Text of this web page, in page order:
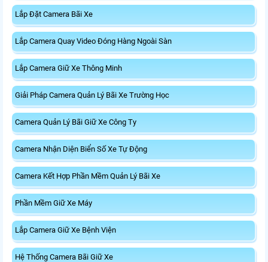
Lắp Đặt Camera Bãi Xe
Lắp Camera Quay Video Đóng Hàng Ngoài Sàn
Lắp Camera Giữ Xe Thông Minh
Giải Pháp Camera Quản Lý Bãi Xe Trường Học
Camera Quản Lý Bãi Giữ Xe Công Ty
Camera Nhận Diện Biển Số Xe Tự Động
Camera Kết Hợp Phần Mềm Quản Lý Bãi Xe
Phần Mềm Giữ Xe Máy
Lắp Camera Giữ Xe Bệnh Viện
Hệ Thống Camera Bãi Giữ Xe